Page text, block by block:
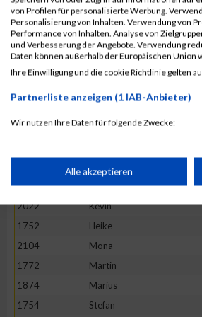
1724
Frederic
1895
Hannah
1907
Nathalie
2090
Daniel
1904
Sophie
Maurice
1851
Ralph
2022
Kevin
1752
Heike
2104
Mona
1772
Martin
1874
Marius
1754
Stefan
von Profilen für personalisierte Werbung.
Personalisierung von Inhalten. Verwendung von
Performance von Inhalten. Analyse von
und Verbesserung der Angebote. Verwendung
Daten können außerhalb der Europäischen Union
Ihre Einwilligung und die cookie Richtlinie gelten
Partnerliste anzeigen (1 IAB-Anbieter)
Wir nutzen Ihre Daten für folgende Zwecke:
Speichern von oder Zugriff auf
Verwendung reduzierter Daten zur
Verwendung von Profilen zur Auswahl
Alle akzeptieren